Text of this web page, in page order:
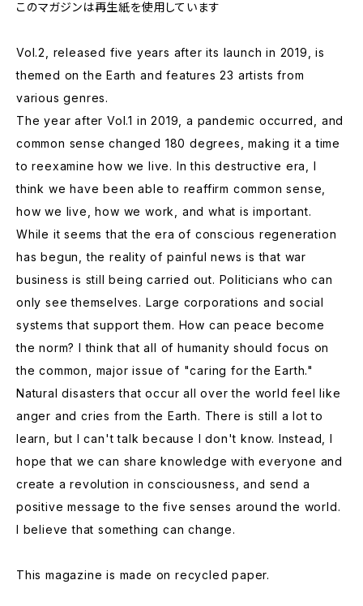
このマガジンは再生紙を使用しています
Vol.2, released five years after its launch in 2019, is
themed on the Earth and features 23 artists from
various genres.
The year after Vol.1 in 2019, a pandemic occurred, and
common sense changed 180 degrees, making it a time
to reexamine how we live. In this destructive era, I
think we have been able to reaffirm common sense,
how we live, how we work, and what is important.
While it seems that the era of conscious regeneration
has begun, the reality of painful news is that war
business is still being carried out. Politicians who can
only see themselves. Large corporations and social
systems that support them. How can peace become
the norm? I think that all of humanity should focus on
the common, major issue of "caring for the Earth."
Natural disasters that occur all over the world feel like
anger and cries from the Earth. There is still a lot to
learn, but I can't talk because I don't know. Instead, I
hope that we can share knowledge with everyone and
create a revolution in consciousness, and send a
positive message to the five senses around the world.
I believe that something can change.
This magazine is made on recycled paper.